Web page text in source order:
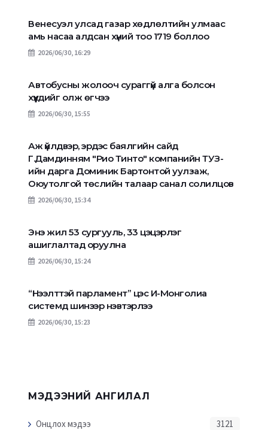
Венесуэл улсад газар хөдлөлтийн улмаас
амь насаа алдсан хүний тоо 1719 боллоо
2026/06/30, 16:29
Автобусны жолооч сураггүй алга болсон
хүүхдийг олж өгчээ
2026/06/30, 15:55
Аж үйлдвэр, эрдэс баялгийн сайд
Г.Дамдинням "Рио Тинто" компанийн ТУЗ-
ийн дарга Доминик Бартонтой уулзаж,
Оюутолгой төслийн талаар санал солилцов
2026/06/30, 15:34
Энэ жил 53 сургууль, 33 цэцэрлэг
ашиглалтад оруулна
2026/06/30, 15:24
“Нээлттэй парламент” цэс И-Монголиа
системд шинээр нэвтэрлээ
2026/06/30, 15:23
МЭДЭЭНИЙ АНГИЛАЛ
Онцлох мэдээ 3121